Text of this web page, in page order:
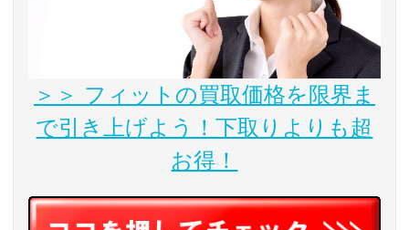
＞＞ フィットの買取価格を限界ま
で引き上げよう！下取りよりも超
お得！